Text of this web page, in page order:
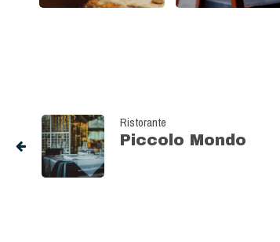
Ristorante
Piccolo Mondo